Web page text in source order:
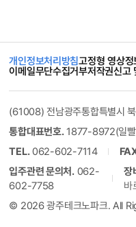
개인정보처리방침고정형 영상정
이메일무단수집거부저작권신고
(61008) 전남광주통합특별시
통합대표번호.1877-8972(일빨
TEL.062-602-7114
입주관련 문의처.062-
602-7758
장
바
© 2026 광주테크노파크. All